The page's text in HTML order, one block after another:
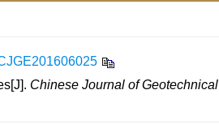
Chinese Journal of Geotechnical